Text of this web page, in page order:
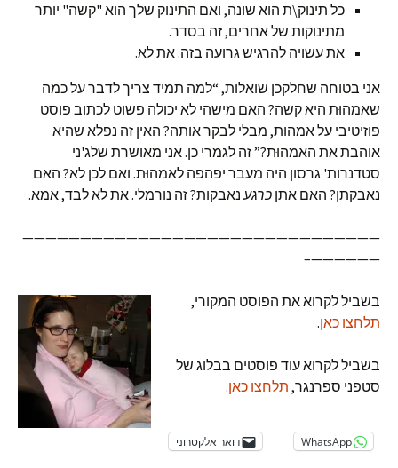
כל תינוק\ת הוא שונה, ואם התינוק שלך הוא "קשה" יותר
מתינוקות של אחרים, זה בסדר.
את עשויה להרגיש גרועה בזה. את לא.
אני בטוחה שחלקכן שואלות, “למה תמיד צריך לדבר על כמה
שאמהוּת היא קשה? האם מישהי לא יכולה פשוט לכתוב פוסט
פוזיטיבי על אמהוּת, מבלי לבקר אותה? האין זה נפלא שהיא
אוהבת את האמהוּת?” זה לגמרי כן. אני מאושרת שלג'ני
סטדנרות' גרסון היה מעבר יפהפה לאמהוּת. ואם לכן לא? האם
נאבקתן? האם אתן כרגענאבקות? זה נורמלי. את לא לבד, אמא.
———————————————————————————————
——————–
בשביל לקרוא את הפוסט המקורי,
תלחצו כאן.
בשביל לקרוא עוד פוסטים בבלוג של
סטפני ספרנגר, תלחצו כאן.
WhatsApp דואר אלקטרוני